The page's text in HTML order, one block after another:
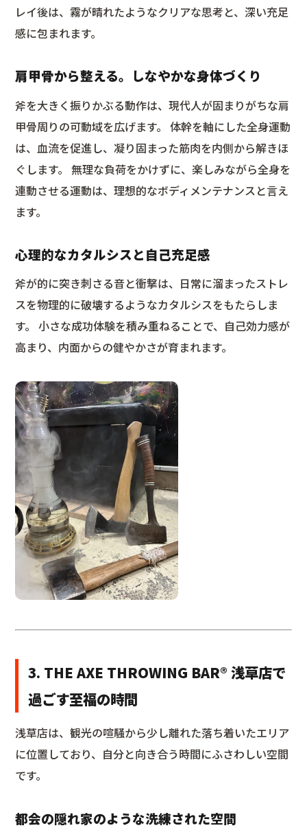
レイ後は、霧が晴れたようなクリアな思考と、深い充足
感に包まれます。
肩甲骨から整える。しなやかな身体づくり
斧を大きく振りかぶる動作は、現代人が固まりがちな肩
甲骨周りの可動域を広げます。 体幹を軸にした全身運動
は、血流を促進し、凝り固まった筋肉を内側から解きほ
ぐします。 無理な負荷をかけずに、楽しみながら全身を
連動させる運動は、理想的なボディメンテナンスと言え
ます。
心理的なカタルシスと自己充足感
斧が的に突き刺さる音と衝撃は、日常に溜まったストレ
スを物理的に破壊するようなカタルシスをもたらしま
す。 小さな成功体験を積み重ねることで、自己効力感が
高まり、内面からの健やかさが育まれます。
3. THE AXE THROWING BAR®︎ 浅草店で
過ごす至福の時間
浅草店は、観光の喧騒から少し離れた落ち着いたエリア
に位置しており、自分と向き合う時間にふさわしい空間
です。
都会の隠れ家のような洗練された空間